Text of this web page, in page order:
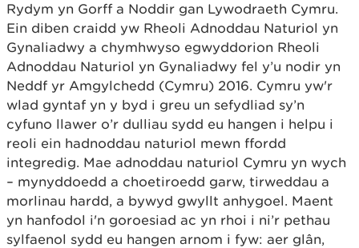
Rydym yn Gorff a Noddir gan Lywodraeth Cymru.
Ein diben craidd yw Rheoli Adnoddau Naturiol yn
Gynaliadwy a chymhwyso egwyddorion Rheoli
Adnoddau Naturiol yn Gynaliadwy fel y’u nodir yn
Neddf yr Amgylchedd (Cymru) 2016. Cymru yw'r
wlad gyntaf yn y byd i greu un sefydliad sy’n
cyfuno llawer o’r dulliau sydd eu hangen i helpu i
reoli ein hadnoddau naturiol mewn ffordd
integredig. Mae adnoddau naturiol Cymru yn wych
– mynyddoedd a choetiroedd garw, tirweddau a
morlinau hardd, a bywyd gwyllt anhygoel. Maent
yn hanfodol i'n goroesiad ac yn rhoi i ni’r pethau
sylfaenol sydd eu hangen arnom i fyw: aer glân,